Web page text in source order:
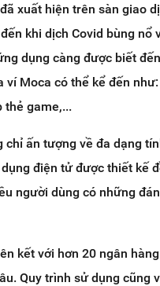
xuất hiện trên sàn giao
khi dịch Covid bùng nổ
dụng càng được biết
ví Moca có thể kể đến
thẻ game,...
chỉ ấn tượng về đa dạng
điện tử được thiết kế
người dùng có những
kết với hơn 20 ngân
Quy trình sử dụng cũng